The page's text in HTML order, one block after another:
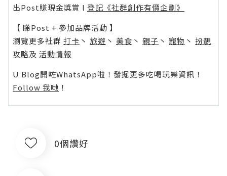
出Post賺現金獎賞 l 登記《社群創作有價企劃》
【 睇Post + 參加品牌活動 】
瀏覽更多社群 打卡 丶 旅遊 丶 美食 丶 親子 丶 寵物 丶 扮靚
攻略及 活動情報
U Blog開咗WhatsApp啦！發掘更多吃喝玩樂資訊！
Follow 我哋 ！
0個讚好